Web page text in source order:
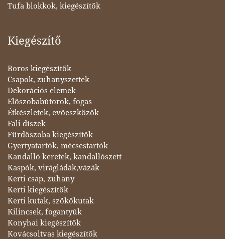
Tufa blokkok, kiegészítők
Kiegészítő
Boros kiegészítők
Csapok, zuhanyszettek
Dekorációs elemek
Előszobabútorok, fogas
Étkészletek, evőeszközök
Fali díszek
Fürdőszoba kiegészítők
Gyertyatartók, mécsestartók
Kandalló keretek, kandallószett
Kaspók, virágládák,vázák
Kerti csap, zuhany
Kerti kiegészítők
Kerti kutak, szökőkutak
Kilincsek, fogantyúk
Konyhai kiegészítők
Kovácsoltvas kiegészítők